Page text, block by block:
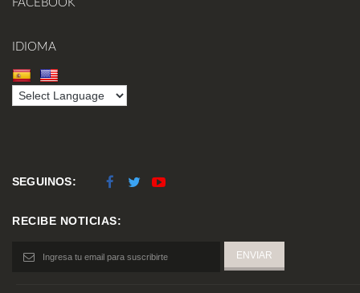
FACEBOOK
IDIOMA
SEGUINOS:
RECIBE NOTICIAS: